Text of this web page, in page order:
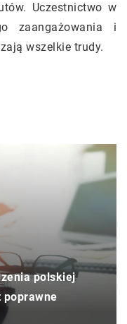
Uczestnictwo w
zaangażowania i
wszelkie trudy.
polskiej